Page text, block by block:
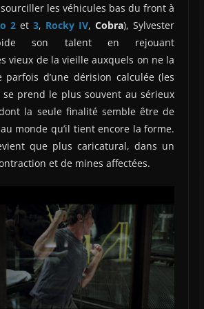
les véhicules bas du front à
2et3, Rocky IV,Cobra), Sylvester
son talent en rejouant
vieux de la vieille auxquels on ne la
parfois d’une dérision calculée (les
prend le plus souvent au sérieux
la seule finalité semble être de
monde qu’il tient encore la forme.
que plus caricatural, dans un
et de mines affectées.